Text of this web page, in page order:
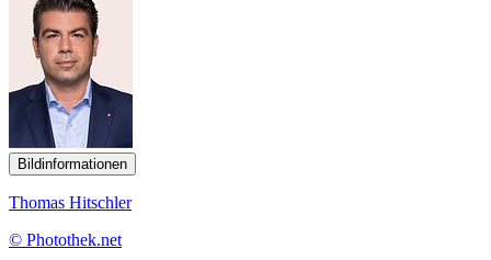
Bildinformationen
Thomas Hitschler
© Photothek.net